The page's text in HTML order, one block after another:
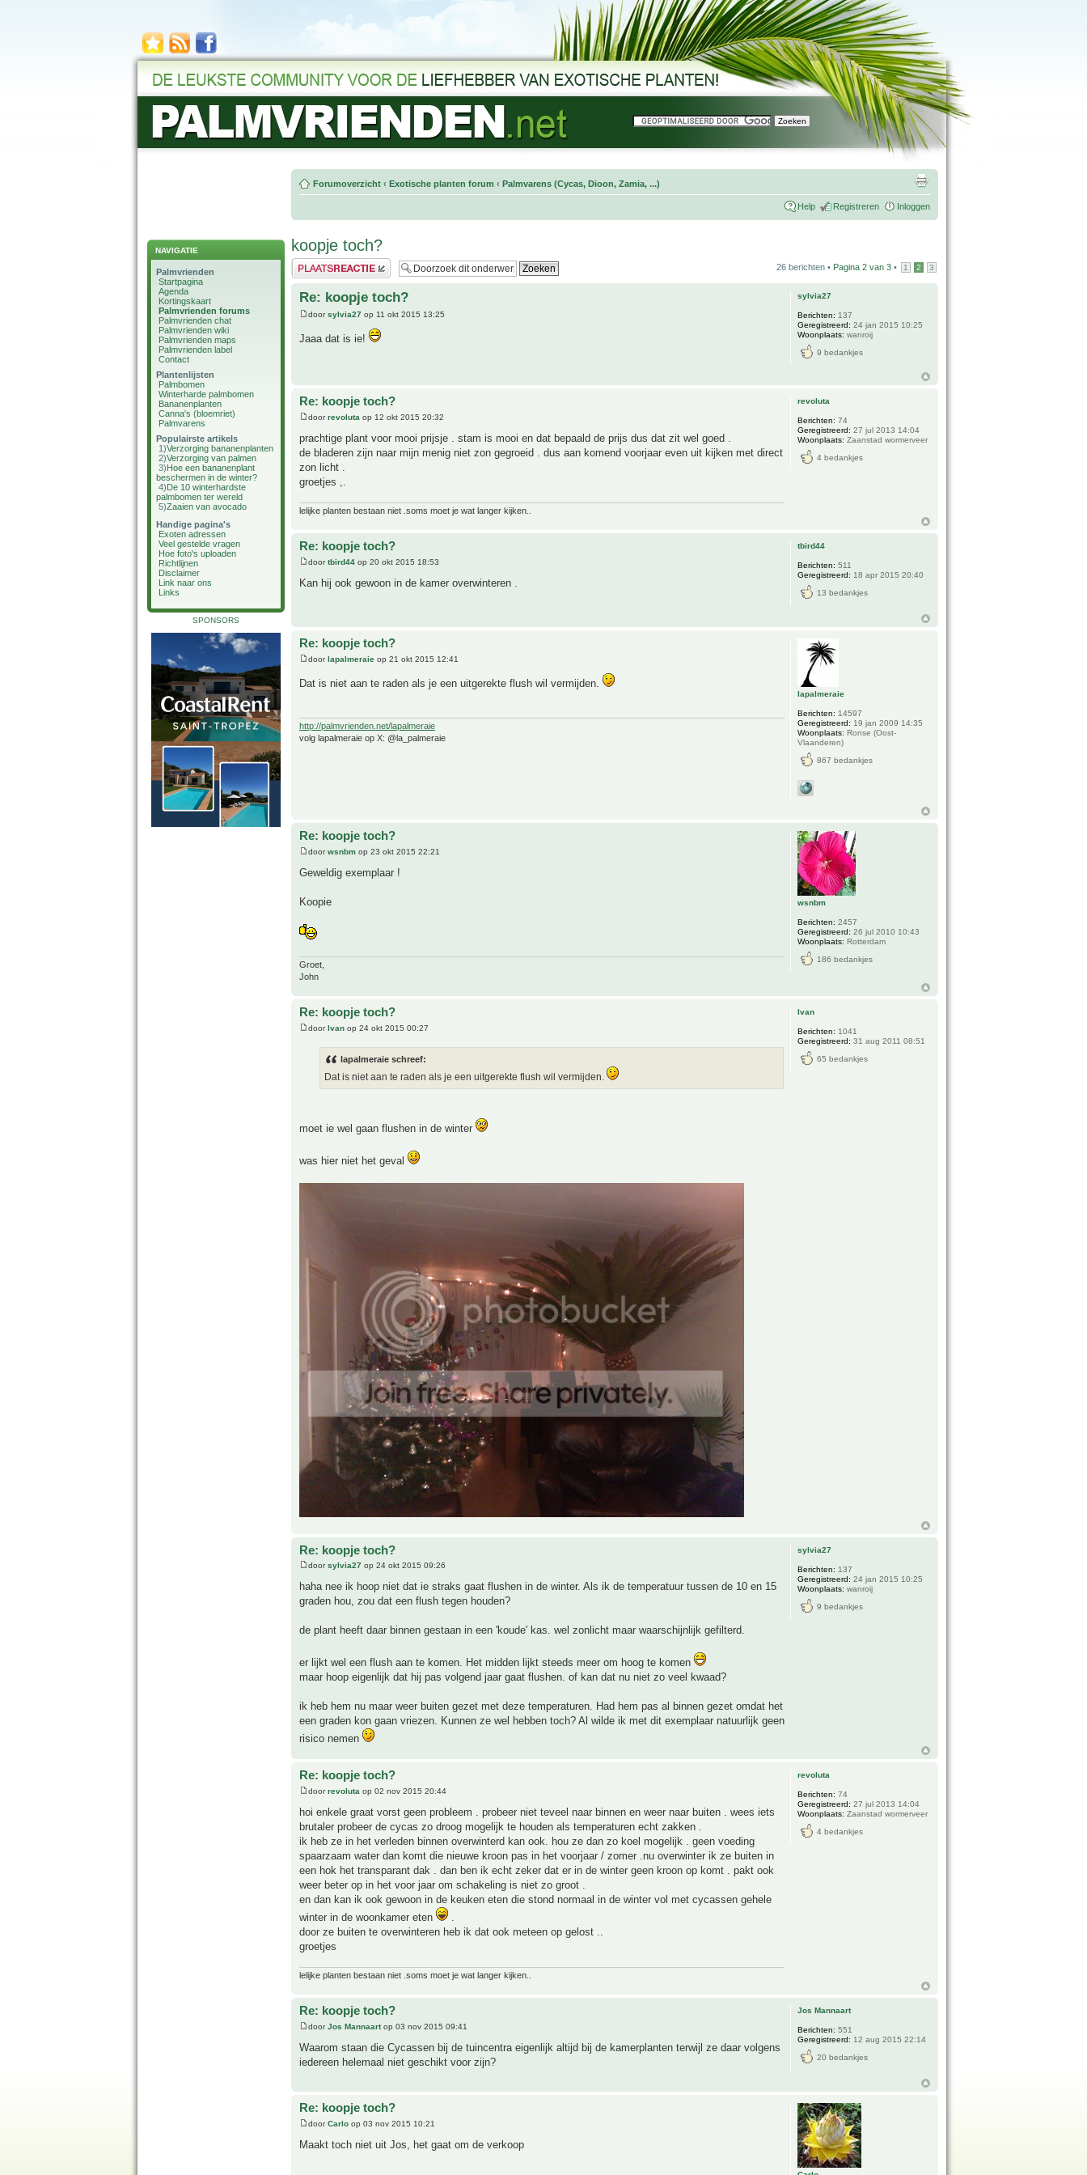
NAVIGATIE
Palmvrienden
Startpagina
Agenda
Kortingskaart
Palmvrienden forums
Palmvrienden chat
Palmvrienden wiki
Palmvrienden maps
Palmvrienden label
Contact
Plantenlijsten
Palmbomen
Winterharde palmbomen
Bananenplanten
Canna's (bloemriet)
Palmvarens
Populairste artikels
1)Verzorging bananenplanten
2)Verzorging van palmen
3)Hoe een bananenplant
beschermen in de winter?
4)De 10 winterhardste
palmbomen ter wereld
5)Zaaien van avocado
Handige pagina's
Exoten adressen
Veel gestelde vragen
Hoe foto's uploaden
Richtlijnen
Disclaimer
Link naar ons
Links
SPONSORS
Forumoverzicht ‹ Exotische planten forum ‹ Palmvarens (Cycas, Dioon, Zamia, ...)
Help Registreren Inloggen
koopje toch?
Plaats een reactie 26 berichten • Pagina 2 van 3 • 1 2 3
Re: koopje toch?
doorsylvia27 op 11 okt 2015 13:25
Jaaa dat is ie!
sylvia27
Berichten: 137
Geregistreerd: 24 jan 2015 10:25
Woonplaats: wanroij
9 bedankjes
Re: koopje toch?
doorrevoluta op 12 okt 2015 20:32
prachtige plant voor mooi prijsje . stam is mooi en dat bepaald de prijs dus dat zit wel goed .
de bladeren zijn naar mijn menig niet zon gegroeid . dus aan komend voorjaar even uit kijken met direct
zon licht .
groetjes ,.
lelijke planten bestaan niet .soms moet je wat langer kijken..
revoluta
Berichten: 74
Geregistreerd: 27 jul 2013 14:04
Woonplaats: Zaanstad wormerveer
4 bedankjes
Re: koopje toch?
doortbird44 op 20 okt 2015 18:53
Kan hij ook gewoon in de kamer overwinteren .
tbird44
Berichten: 511
Geregistreerd: 18 apr 2015 20:40
13 bedankjes
Re: koopje toch?
doorlapalmeraie op 21 okt 2015 12:41
Dat is niet aan te raden als je een uitgerekte flush wil vermijden.
http://palmvrienden.net/lapalmeraie
volg lapalmeraie op X: @la_palmeraie
lapalmeraie
Berichten: 14597
Geregistreerd: 19 jan 2009 14:35
Woonplaats: Ronse (Oost-
Vlaanderen)
867 bedankjes
Re: koopje toch?
doorwsnbm op 23 okt 2015 22:21
Geweldig exemplaar !
Koopie
Groet,
John
wsnbm
Berichten: 2457
Geregistreerd: 26 jul 2010 10:43
Woonplaats: Rotterdam
186 bedankjes
Re: koopje toch?
doorIvan op 24 okt 2015 00:27
lapalmeraie schreef:
Dat is niet aan te raden als je een uitgerekte flush wil vermijden.
moet ie wel gaan flushen in de winter
was hier niet het geval
Ivan
Berichten: 1041
Geregistreerd: 31 aug 2011 08:51
65 bedankjes
Re: koopje toch?
doorsylvia27 op 24 okt 2015 09:26
haha nee ik hoop niet dat ie straks gaat flushen in de winter. Als ik de temperatuur tussen de 10 en 15
graden hou, zou dat een flush tegen houden?
de plant heeft daar binnen gestaan in een 'koude' kas. wel zonlicht maar waarschijnlijk gefilterd.
er lijkt wel een flush aan te komen. Het midden lijkt steeds meer om hoog te komen
maar hoop eigenlijk dat hij pas volgend jaar gaat flushen. of kan dat nu niet zo veel kwaad?
ik heb hem nu maar weer buiten gezet met deze temperaturen. Had hem pas al binnen gezet omdat het
een graden kon gaan vriezen. Kunnen ze wel hebben toch? Al wilde ik met dit exemplaar natuurlijk geen
risico nemen
sylvia27
Berichten: 137
Geregistreerd: 24 jan 2015 10:25
Woonplaats: wanroij
9 bedankjes
Re: koopje toch?
doorrevoluta op 02 nov 2015 20:44
hoi enkele graat vorst geen probleem . probeer niet teveel naar binnen en weer naar buiten . wees iets
brutaler probeer de cycas zo droog mogelijk te houden als temperaturen echt zakken .
ik heb ze in het verleden binnen overwinterd kan ook. hou ze dan zo koel mogelijk . geen voeding
spaarzaam water dan komt die nieuwe kroon pas in het voorjaar / zomer .nu overwinter ik ze buiten in
een hok het transparant dak . dan ben ik echt zeker dat er in de winter geen kroon op komt . pakt ook
weer beter op in het voor jaar om schakeling is niet zo groot .
en dan kan ik ook gewoon in de keuken eten die stond normaal in de winter vol met cycassen gehele
winter in de woonkamer eten
door ze buiten te overwinteren heb ik dat ook meteen op gelost ..
groetjes
lelijke planten bestaan niet .soms moet je wat langer kijken..
revoluta
Berichten: 74
Geregistreerd: 27 jul 2013 14:04
Woonplaats: Zaanstad wormerveer
4 bedankjes
Re: koopje toch?
doorJos Mannaartop 03 nov 2015 09:41
Waarom staan die Cycassen bij de tuincentra eigenlijk altijd bij de kamerplanten terwijl ze daar volgens
iedereen helemaal niet geschikt voor zijn?
Jos Mannaart
Berichten: 551
Geregistreerd: 12 aug 2015 22:14
20 bedankjes
Re: koopje toch?
doorCarlo op 03 nov 2015 10:21
Maakt toch niet uit Jos, het gaat om de verkoop